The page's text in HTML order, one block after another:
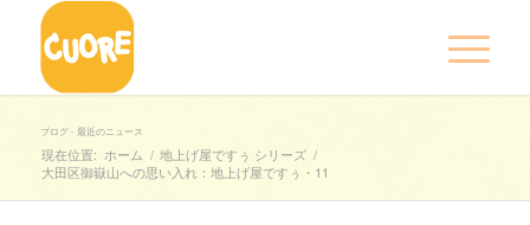
ブログ - 最近のニュース
現在位置: ホーム / 地上げ屋ですぅ シリーズ /
大田区御嶽山への思い入れ：地上げ屋ですぅ・11